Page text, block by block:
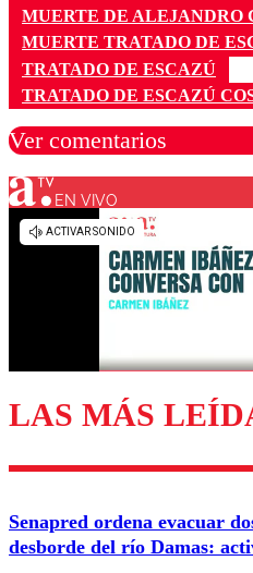
MUERTE DE ALEJANDRO
MUERTE TRATADO DE
TRATADO DE ESCAZÚ
TRATADO DE ESCAZÚ
Ver comentarios
Los comentarios son
diálogo
EN VIVO
LAS MÁS
Senapred ordena evacuar
desborde del río Damas: